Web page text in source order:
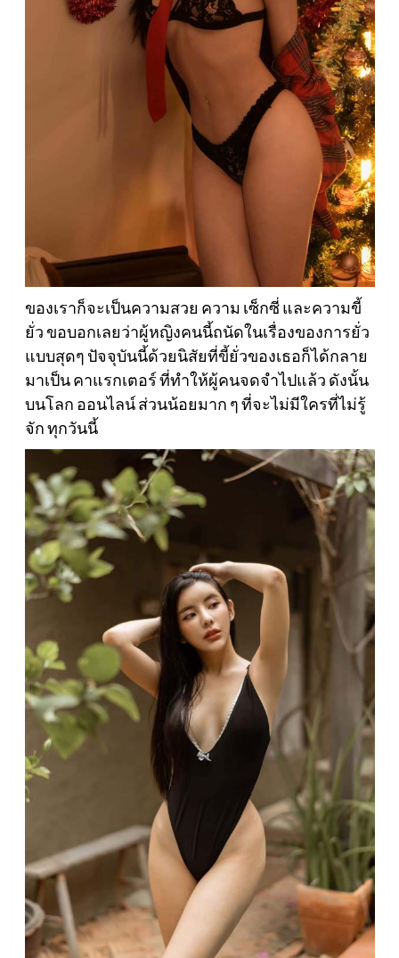
ของเราก็จะเป็นความสวย ความ เซ็กซี่ และความขี้
ยั่ว ขอบอกเลยว่าผู้หญิงคนนี้ถนัดในเรื่องของการยั่ว
แบบสุดๆ ปัจจุบันนี้ด้วยนิสัยที่ขี้ยั่วของเธอก็ได้กลาย
มาเป็น คาแรกเตอร์ ที่ทำให้ผู้คนจดจำไปแล้ว ดังนั้น
บนโลก ออนไลน์ ส่วนน้อยมาก ๆ ที่จะไม่มีใครที่ไม่รู้
จัก ทุกวันนี้